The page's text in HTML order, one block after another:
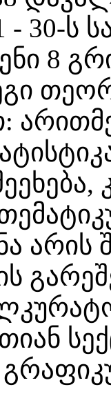
30-ს
8